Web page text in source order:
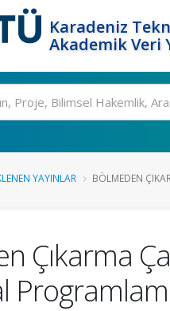
Karadeniz
Akademik Veri
YAYINLAR BÖLMEDEN
Çıkarma